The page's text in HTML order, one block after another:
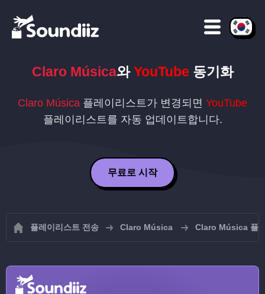
Claro Música와YouTube 동기화
Claro Música 플레이리스트가 변경되면 YouTube
플레이리스트를 자동 업데이트합니다.
무료로 시작
플레이리스트 전송 Claro Música Claro Música 플